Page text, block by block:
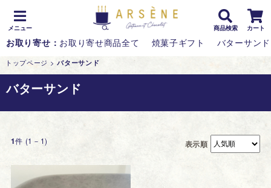
メニュー 商品検索 カート
お取り寄せ： お取り寄せ商品全て 焼菓子ギフト バターサンド
トップページ >バターサンド
バターサンド
1件 (1－1) 表示順